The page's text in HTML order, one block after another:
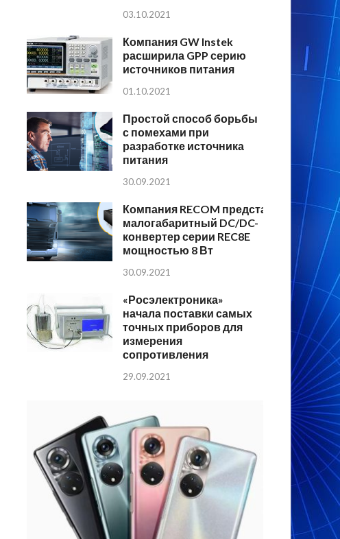
03.10.2021
Компания GW Instek
расширила GPP серию
источников питания
01.10.2021
Простой способ борьбы
с помехами при
разработке источника
питания
30.09.2021
Компания RECOM представляет
малогабаритный DC/DC-
конвертер серии REC8E
мощностью 8 Вт
30.09.2021
«Росэлектроника»
начала поставки самых
точных приборов для
измерения
сопротивления
29.09.2021